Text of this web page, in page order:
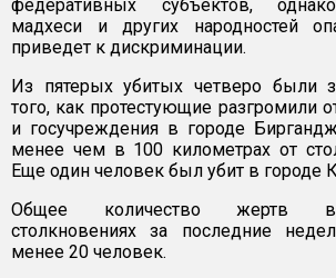
федеративных субъектов,
мадхеси и других народностей
приведет к дискриминации.
Из пятерых убитых четверо были
того, как протестующие разгромили
и госучреждения в городе
менее чем в 100 километрах от
Еще один человек был убит в городе
Общее количество жертв в
столкновениях за последние
менее 20 человек.